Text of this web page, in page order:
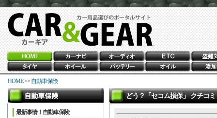
HOME>> 自動車保険
最新事情！自動車保険
どう？「セコム損保」 クチコミ